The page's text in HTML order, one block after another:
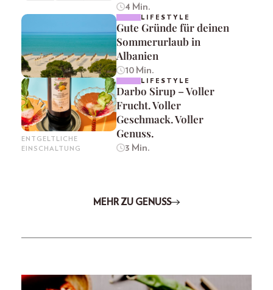
4 Min.
LIFESTYLE
Gute Gründe für deinen
Sommerurlaub in
Albanien
10 Min.
ENTGELTLICHE
EINSCHALTUNG
LIFESTYLE
Darbo Sirup – Voller
Frucht. Voller
Geschmack. Voller
Genuss.
3 Min.
MEHR ZU GENUSS